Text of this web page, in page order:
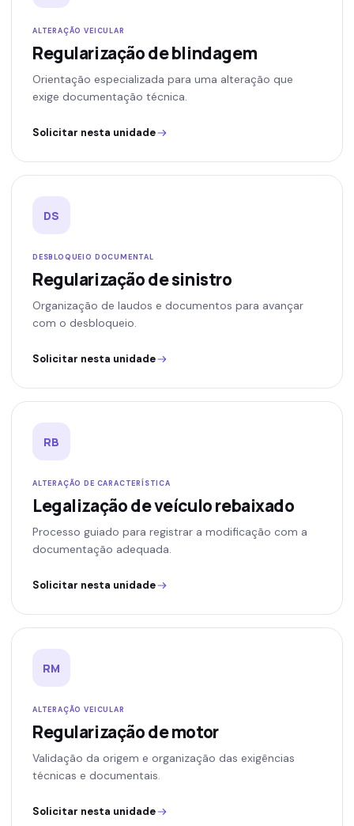
ALTERAÇÃO VEICULAR
Regularização de blindagem
Orientação especializada para uma alteração que
exige documentação técnica.
Solicitar nesta unidade
DS
DESBLOQUEIO DOCUMENTAL
Regularização de sinistro
Organização de laudos e documentos para avançar
com o desbloqueio.
Solicitar nesta unidade
RB
ALTERAÇÃO DE CARACTERÍSTICA
Legalização de veículo rebaixado
Processo guiado para registrar a modificação com a
documentação adequada.
Solicitar nesta unidade
RM
ALTERAÇÃO VEICULAR
Regularização de motor
Validação da origem e organização das exigências
técnicas e documentais.
Solicitar nesta unidade